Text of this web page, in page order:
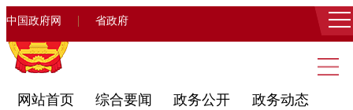
中国政府网 | 省政府
网站首页 综合要闻 政务公开 政务动态